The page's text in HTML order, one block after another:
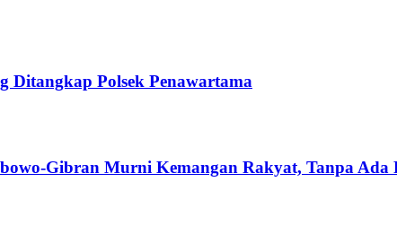
Ditangkap Polsek Penawartama
Gibran Murni Kemangan Rakyat, Tanpa Ada